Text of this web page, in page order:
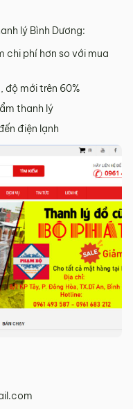
lý Bình Dương:
chi phí hơn so với mua
độ mới trên 60%
thanh lý
điện lạnh